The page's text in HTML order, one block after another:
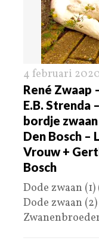
4 februari
René Zwaap
E.B. Strenda
bordje
Den Bosch –
Vrouw +
Bosch
Dode zwaan
Dode zwaan